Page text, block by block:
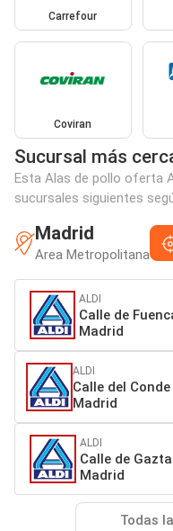
Carrefour
Coviran
Sucursal más
Esta Alas de pollo oferta
sucursales siguientes
Madrid
Area Metropolitana
ALDI
Calle de
Madrid
ALDI
Calle del
Madrid
ALDI
Calle de
Madrid
Todas